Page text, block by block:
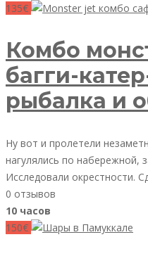
135€
Комбо
багги-
рыбалка и
Ну вот и пролетели
нагулялись по набережной,
Исследовали окрестности.
0 отзывов
10 часов
150€